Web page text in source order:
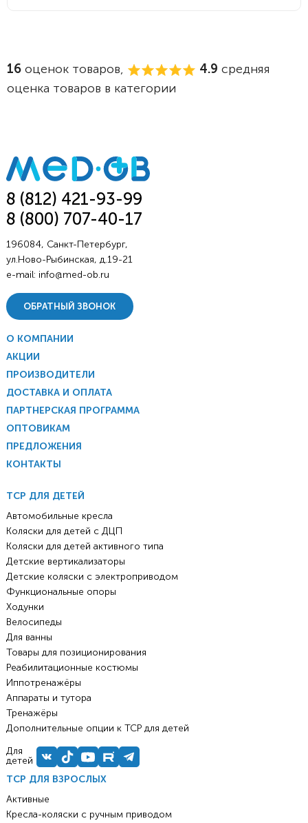
16 оценок товаров, 4.9 средняя
оценка товаров в категории
8 (812) 421-93-99
8 (800) 707-40-17
196084, Санкт-Петербург,
ул.Ново-Рыбинская, д.19-21
e-mail: info@med-ob.ru
ОБРАТНЫЙ ЗВОНОК
О КОМПАНИИ
АКЦИИ
ПРОИЗВОДИТЕЛИ
ДОСТАВКА И ОПЛАТА
ПАРТНЕРСКАЯ ПРОГРАММА
ОПТОВИКАМ
ПРЕДЛОЖЕНИЯ
КОНТАКТЫ
ТСР ДЛЯ ВЗРОСЛЫХ
Активные
Кресла-коляски с ручным приводом
ТСР ДЛЯ ДЕТЕЙ
Автомобильные кресла
Коляски для детей с ДЦП
Коляски для детей активного типа
Детские вертикализаторы
Детские коляски с электроприводом
Функциональные опоры
Ходунки
Велосипеды
Для ванны
Товары для позиционирования
Реабилитационные костюмы
Иппотренажёры
Аппараты и тутора
Тренажёры
Дополнительные опции к ТСР для детей
Для
детей